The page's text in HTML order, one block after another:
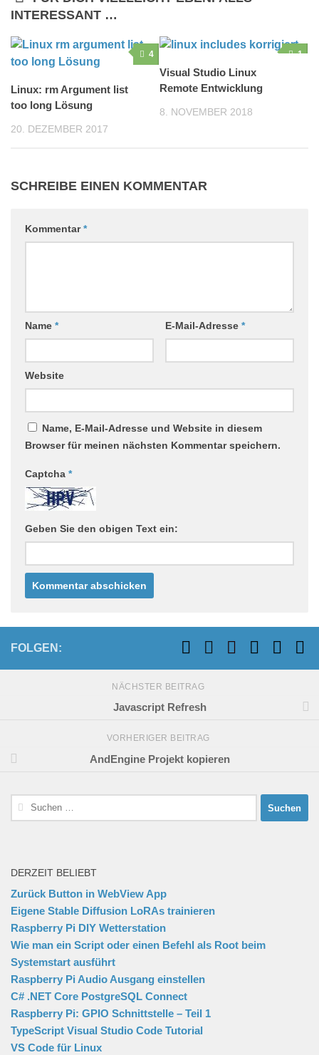
INTERESSANT …
4
Linux: rm Argument list
too long Lösung
20. DEZEMBER 2017
1
Visual Studio Linux
Remote Entwicklung
8. NOVEMBER 2018
SCHREIBE EINEN KOMMENTAR
Kommentar*
Name * E-Mail-Adresse *
Website
Name, E-Mail-Adresse und Website in diesem
Browser für meinen nächsten Kommentar speichern.
Captcha *
Geben Sie den obigen Text ein:
FOLGEN:
NÄCHSTER BEITRAG
Javascript Refresh
VORHERIGER BEITRAG
AndEngine Projekt kopieren
Suchen
nach:
DERZEIT BELIEBT
Zurück Button in WebView App
Eigene Stable Diffusion LoRAs trainieren
Raspberry Pi DIY Wetterstation
Wie man ein Script oder einen Befehl als Root beim
Systemstart ausführt
Raspberry Pi Audio Ausgang einstellen
C# .NET Core PostgreSQL Connect
Raspberry Pi: GPIO Schnittstelle – Teil 1
TypeScript Visual Studio Code Tutorial
VS Code für Linux